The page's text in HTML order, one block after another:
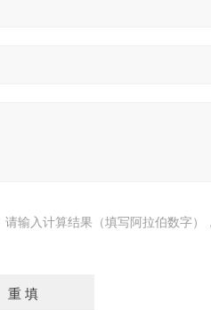
请输入计算结果（填写阿拉伯数字）